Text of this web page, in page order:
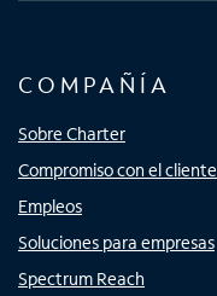
COMPAÑÍA
Sobre Charter
Compromiso con el cliente
Empleos
Soluciones para empresas
Spectrum Reach